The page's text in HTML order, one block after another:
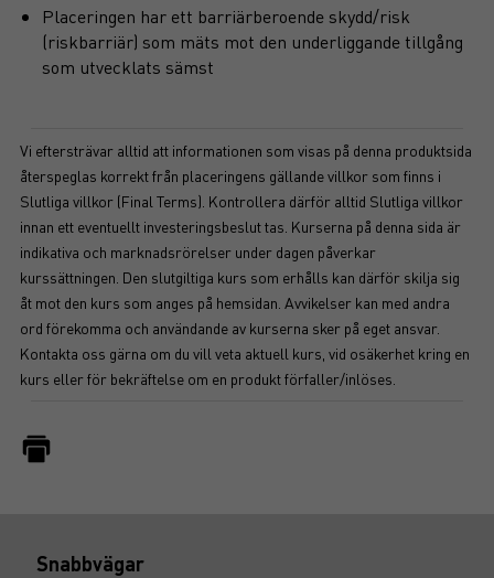
Placeringen har ett barriärberoende skydd/risk
(riskbarriär) som mäts mot den underliggande tillgång
som utvecklats sämst
Vi eftersträvar alltid att informationen som visas på denna produktsida
återspeglas korrekt från placeringens gällande villkor som finns i
Slutliga villkor (Final Terms). Kontrollera därför alltid Slutliga villkor
innan ett eventuellt investeringsbeslut tas. Kurserna på denna sida är
indikativa och marknadsrörelser under dagen påverkar
kurssättningen. Den slutgiltiga kurs som erhålls kan därför skilja sig
åt mot den kurs som anges på hemsidan. Avvikelser kan med andra
ord förekomma och användande av kurserna sker på eget ansvar.
Kontakta oss gärna om du vill veta aktuell kurs, vid osäkerhet kring en
kurs eller för bekräftelse om en produkt förfaller/inlöses.
Snabbvägar